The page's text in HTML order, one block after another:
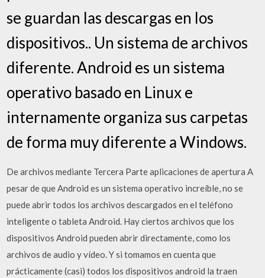
se guardan las descargas en los
dispositivos.. Un sistema de archivos
diferente. Android es un sistema
operativo basado en Linux e
internamente organiza sus carpetas
de forma muy diferente a Windows.
De archivos mediante Tercera Parte aplicaciones de apertura A
pesar de que Android es un sistema operativo increíble, no se
puede abrir todos los archivos descargados en el teléfono
inteligente o tableta Android. Hay ciertos archivos que los
dispositivos Android pueden abrir directamente, como los
archivos de audio y vídeo. Y si tomamos en cuenta que
prácticamente (casi) todos los dispositivos android la traen